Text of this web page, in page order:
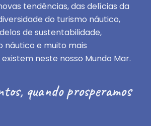
tendências, das delícias da
do turismo náutico,
de sustentabilidade,
náutico e muito mais
neste nosso Mundo Mar.
quando prosperamos